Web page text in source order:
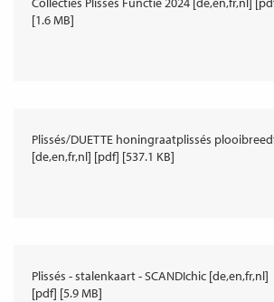
[1.6 MB]
Plissés/DUETTE honingraatplissés
[de,en,fr,nl] [pdf] [537.1 KB]
Plissés - stalenkaart - SCANDIchic [de,en,fr,nl]
[pdf] [5.9 MB]